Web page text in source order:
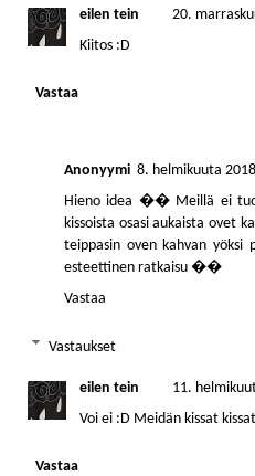
eilen tein
20.
Kiitos :D
Vastaa
Anonyymi 8. helmikuuta
Hieno idea �� Meillä ei tuo
kissoista osasi aukaista ovet
teippasin oven kahvan yöksi
esteettinen ratkaisu ��
Vastaa
Vastaukset
eilen tein
11.
Voi ei :D Meidän kissat
Vastaa